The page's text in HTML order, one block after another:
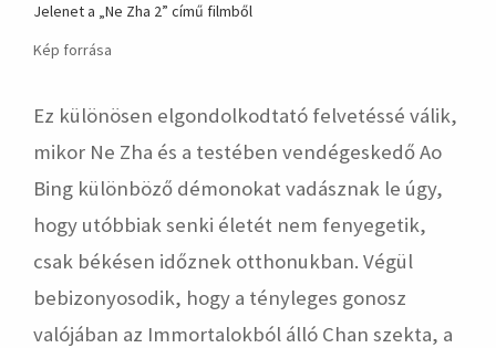
Jelenet a „Ne Zha 2” című filmből
Kép forrása
Ez különösen elgondolkodtató felvetéssé válik,
mikor Ne Zha és a testében vendégeskedő Ao
Bing különböző démonokat vadásznak le úgy,
hogy utóbbiak senki életét nem fenyegetik,
csak békésen időznek otthonukban. Végül
bebizonyosodik, hogy a tényleges gonosz
valójában az Immortalokból álló Chan szekta, a